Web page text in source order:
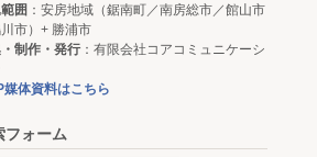
囲 ：安房地域（鋸南町／南房総市／館山市
川市）+ 勝浦市
制作・発行：有限会社コアコミュニケーシ
媒体資料はこちら
フォーム